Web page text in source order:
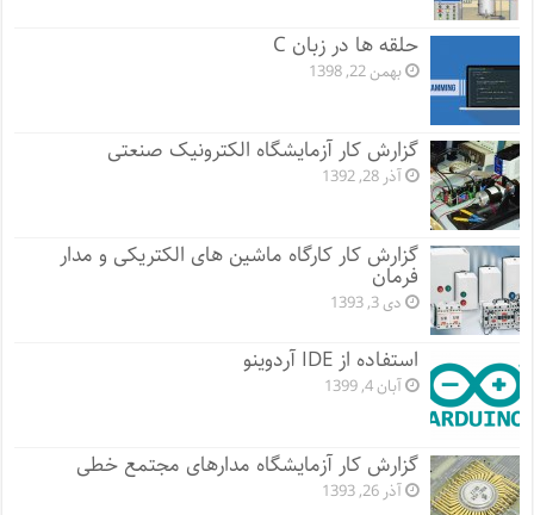
حلقه ها در زبان C
بهمن 22, 1398
گزارش کار آزمایشگاه الکترونیک صنعتی
آذر 28, 1392
گزارش کار کارگاه ماشین های الکتریکی و مدار
فرمان
دی 3, 1393
استفاده از IDE آردوینو
آبان 4, 1399
گزارش کار آزمایشگاه مدارهای مجتمع خطی
آذر 26, 1393